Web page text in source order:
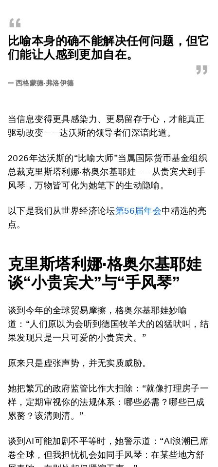
“
比喻本身的确不能解决任何问题，但它
们能让人感到更加自在。
”
— 西格蒙德·弗洛伊德
当信息变得更具感染力、更易留存于心，才能真正
驱动改变——达沃斯的领导者们深谙此道。
2026年达沃斯的“比喻大师”当属国际货币基金组织
总裁克里斯塔利娜·格奥尔基耶娃——从贵宾犬到手
风琴，万物皆可化为她笔下的生动隐喻。
以下是我们从世界经济论坛第56届年会中精选的亮
点。
克里斯塔利娜·格奥尔基耶娃
谈“小贵宾犬”与“手风琴”
谈到今年的全球贸易摩擦，格奥尔基耶娃妙喻
道：“人们原以为会听到德国牧羊犬的凶猛吠叫，结
果发现只是一只可爱的小贵宾犬。”
原来只是虚张声势，并无实质威胁。
她把繁冗的政府监管比作大扫除：“就像打理房子一
样，定期审视你的法规体系：哪些必需？哪些已成
累赘？该清则清。”
谈到AI可能加剧不平等时，她警示道：“AI浪潮已席
卷全球，但我担忧机会如同手风琴：在某些地方舒